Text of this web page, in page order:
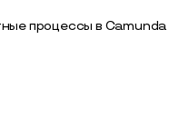
процессы в Camunda